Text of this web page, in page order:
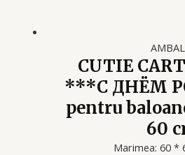
CUTIE
***С ДНЁМ
pentru
60
Marimea: 60 *